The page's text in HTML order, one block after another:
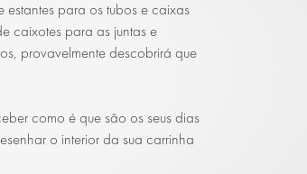
estantes para os tubos e caixas
caixotes para as juntas e
provavelmente descobrirá que
como é que são os seus dias
o interior da sua carrinha